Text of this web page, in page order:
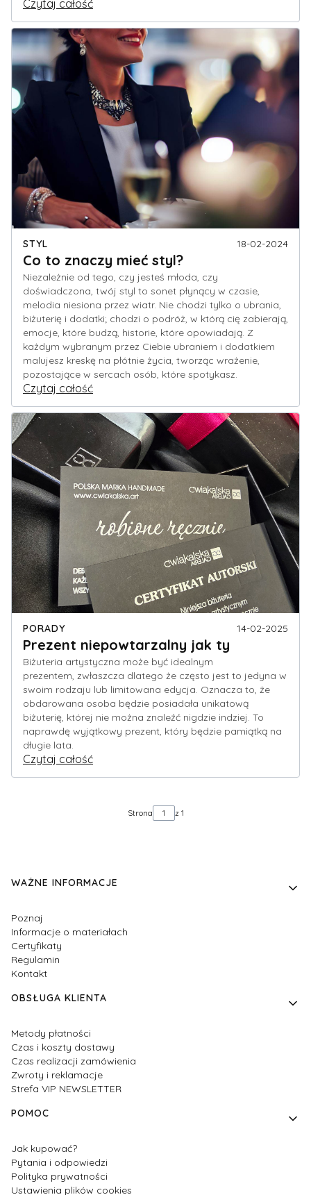
Czytaj całość
STYL 18-02-2024
Co to znaczy mieć styl?
Niezależnie od tego, czy jesteś młoda, czy
doświadczona, twój styl to sonet płynący w czasie,
melodia niesiona przez wiatr. Nie chodzi tylko o ubrania,
biżuterię i dodatki; chodzi o podróż, w którą cię zabierają,
emocje, które budzą, historie, które opowiadają. Z
każdym wybranym przez Ciebie ubraniem i dodatkiem
malujesz kreskę na płótnie życia, tworząc wrażenie,
pozostające w sercach osób, które spotykasz.
Czytaj całość
PORADY 14-02-2025
Prezent niepowtarzalny jak ty
Biżuteria artystyczna może być idealnym
prezentem, zwłaszcza dlatego że często jest to jedyna w
swoim rodzaju lub limitowana edycja. Oznacza to, że
obdarowana osoba będzie posiadała unikatową
biżuterię, której nie można znaleźć nigdzie indziej. To
naprawdę wyjątkowy prezent, który będzie pamiątką na
długie lata.
Czytaj całość
Strona z 1
Linki w stopce
WAŻNE INFORMACJE
Poznaj
Informacje o materiałach
Certyfikaty
Regulamin
Kontakt
OBSŁUGA KLIENTA
Metody płatności
Czas i koszty dostawy
Czas realizacji zamówienia
Zwroty i reklamacje
Strefa VIP NEWSLETTER
POMOC
Jak kupować?
Pytania i odpowiedzi
Polityka prywatności
Ustawienia plików cookies